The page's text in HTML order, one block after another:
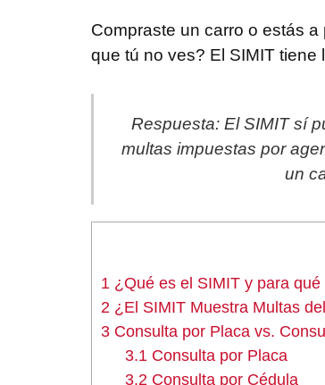
Compraste un carro o estás
que tú no ves? El SIMIT
Respuesta: El SIMIT sí
multas impuestas por
un
1 ¿Qué es el SIMIT y para qué
2 ¿El SIMIT Muestra Multas
3 Consulta por Placa vs.
3.1 Consulta por Placa
3.2 Consulta por Cédula